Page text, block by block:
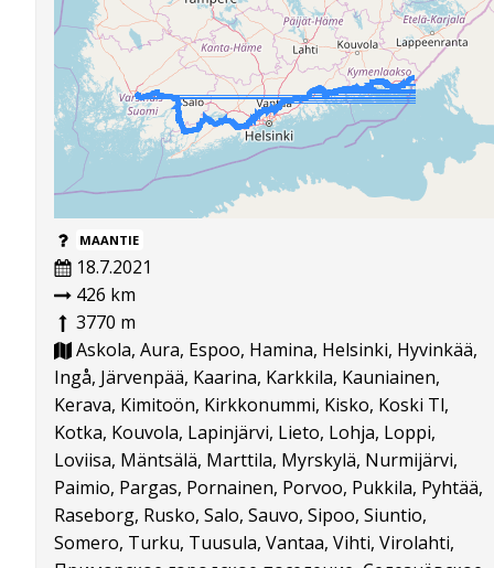
MAANTIE
18.7.2021
426 km
3770 m
Askola, Aura, Espoo, Hamina, Helsinki, Hyvinkää,
Ingå, Järvenpää, Kaarina, Karkkila, Kauniainen,
Kerava, Kimitoön, Kirkkonummi, Kisko, Koski Tl,
Kotka, Kouvola, Lapinjärvi, Lieto, Lohja, Loppi,
Loviisa, Mäntsälä, Marttila, Myrskylä, Nurmijärvi,
Paimio, Pargas, Pornainen, Porvoo, Pukkila, Pyhtää,
Raseborg, Rusko, Salo, Sauvo, Sipoo, Siuntio,
Somero, Turku, Tuusula, Vantaa, Vihti, Virolahti,